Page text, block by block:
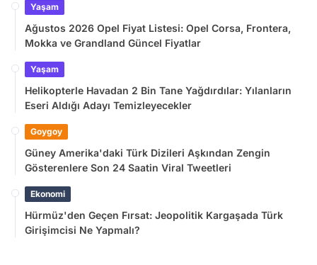
Yaşam
Ağustos 2026 Opel Fiyat Listesi: Opel Corsa, Frontera,
Mokka ve Grandland Güncel Fiyatlar
Yaşam
Helikopterle Havadan 2 Bin Tane Yağdırdılar: Yılanların
Eseri Aldığı Adayı Temizleyecekler
Goygoy
Güney Amerika'daki Türk Dizileri Aşkından Zengin
Gösterenlere Son 24 Saatin Viral Tweetleri
Ekonomi
Hürmüz'den Geçen Fırsat: Jeopolitik Kargaşada Türk
Girişimcisi Ne Yapmalı?